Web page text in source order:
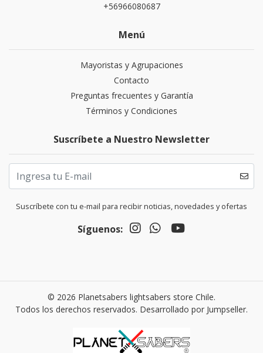
+56966080687
Menú
Mayoristas y Agrupaciones
Contacto
Preguntas frecuentes y Garantía
Términos y Condiciones
Suscríbete a Nuestro Newsletter
Suscríbete con tu e-mail para recibir noticias, novedades y ofertas
Síguenos:
© 2026 Planetsabers lightsabers store Chile.
Todos los derechos reservados. Desarrollado por Jumpseller.